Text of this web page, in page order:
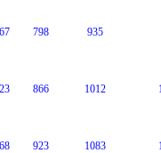
798 935
866 1012
923 1083